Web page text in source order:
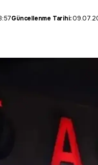
Güncellenme Tarihi: